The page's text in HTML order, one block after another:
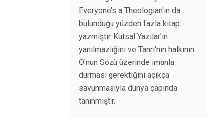
Everyone's a Theologian'ın da
bulunduğu yüzden fazla kitap
yazmıştır. Kutsal Yazılar’ın
yanılmazlığını ve Tanrı'nın halkının
O'nun Sözü üzerinde imanla
durması gerektiğini açıkça
savunmasıyla dünya çapında
tanınmıştır.